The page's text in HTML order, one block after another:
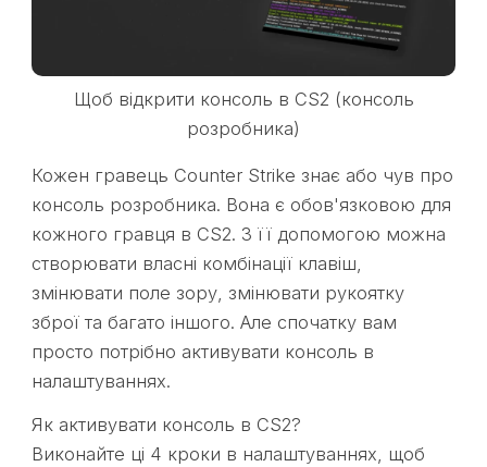
Щоб відкрити консоль в CS2 (консоль
розробника)
Кожен гравець Counter Strike знає або чув про
консоль розробника. Вона є обов'язковою для
кожного гравця в CS2. З її допомогою можна
створювати власні комбінації клавіш,
змінювати поле зору, змінювати рукоятку
зброї та багато іншого. Але спочатку вам
просто потрібно активувати консоль в
налаштуваннях.
Як активувати консоль в CS2?
Виконайте ці 4 кроки в налаштуваннях, щоб